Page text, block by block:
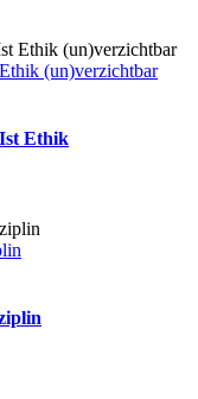
(un)verzichtbar
Ethik